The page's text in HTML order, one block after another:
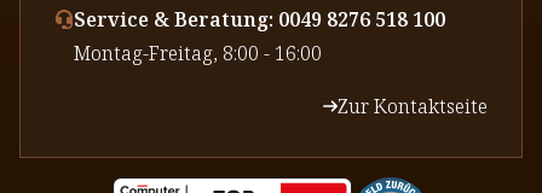
Service & Beratung: 0049 8276 518 100
⁠Montag-Freitag, 8:00 - 16:00
Zur Kontaktseite